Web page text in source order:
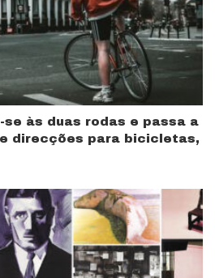
se às duas rodas e passa a
direcções para bicicletas,